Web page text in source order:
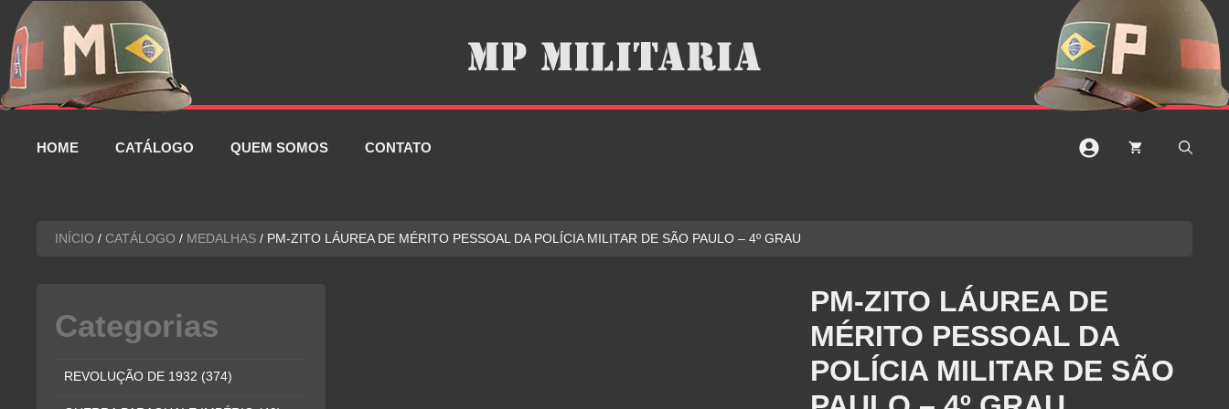
Pular
para
conteúdo
HOME CATÁLOGO QUEM SOMOS CONTATO
INÍCIO / CATÁLOGO / MEDALHAS / PM-ZITO LÁUREA DE MÉRITO PESSOAL DA POLÍCIA MILITAR DE SÃO PAULO – 4º GRAU
PM-ZITO LÁUREA DE
MÉRITO PESSOAL DA
POLÍCIA MILITAR DE SÃO
Categorias
REVOLUÇÃO DE 1932 (374)